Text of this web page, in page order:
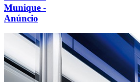
Munique -
Anúncio